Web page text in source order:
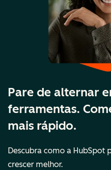
Pare de alternar
ferramentas.
mais rápido.
Descubra como a HubSpot
crescer melhor.